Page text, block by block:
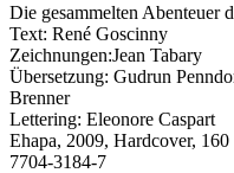
Die gesammelten Abenteuer
Text: René Goscinny
Zeichnungen:Jean Tabary
Übersetzung: Gudrun
Brenner
Lettering: Eleonore Caspart
Ehapa, 2009, Hardcover,
7704-3184-7